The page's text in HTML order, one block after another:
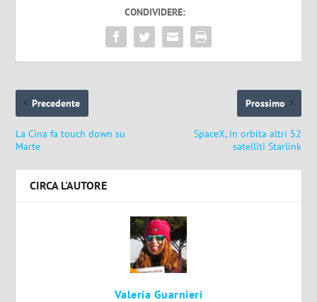
CONDIVIDERE:
Precedente
La Cina fa touch down su
Marte
Prossimo
SpaceX, in orbita altri 52
satelliti Starlink
CIRCA L'AUTORE
Valeria Guarnieri